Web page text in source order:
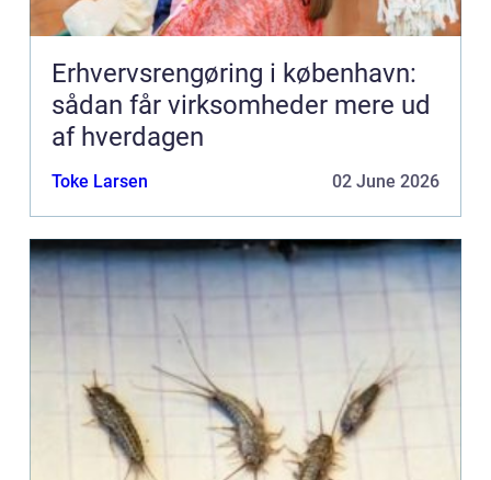
Erhvervsrengøring i københavn:
sådan får virksomheder mere ud
af hverdagen
Toke Larsen 02 June 2026